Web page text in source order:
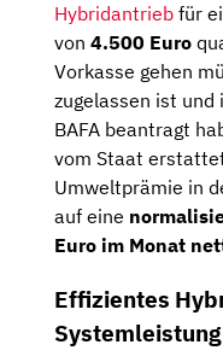
Hybridantrieb für
von 4.500 Euro
Vorkasse gehen
zugelassen ist
BAFA beantragt
vom Staat
Umweltprämie in
auf eine
Euro im Monat
Effizientes
Systemleistung